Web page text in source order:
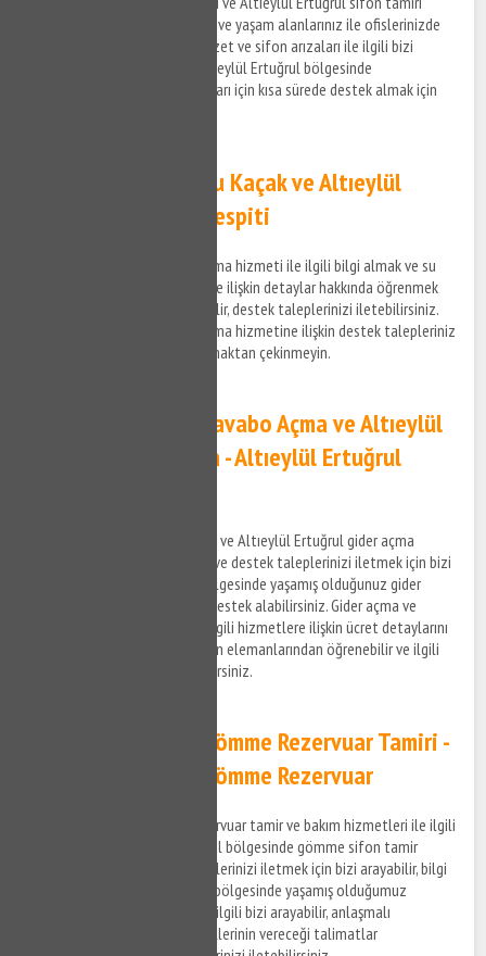
hizmetlerine ilişkin bilgi almak ve yaşam alanlarınız ile ofislerinizde
meydana gelen su tesisat, klozet ve sifon arızaları ile ilgili bizi
arayabilir, bilgi alabilirsiniz. Altıeylül Ertuğrul bölgesinde
yaşayacağınız su tesisat arızaları için kısa sürede destek almak için
Altıeylül Ertuğrul Su Kaçak ve Altıeylül
Ertuğrul Su Kaçak Tespiti
Altıeylül Ertuğrul su kaçak bulma hizmeti ile ilgili bilgi almak ve su
kaçak tespit tamir hizmetlerine ilişkin detaylar hakkında öğrenmek
istediğiniz konuları bize sorabilir, destek taleplerinizi iletebilirsiniz.
Altıeylül Ertuğrul su kaçak bulma hizmetine ilişkin destek talepleriniz
hakkında bizimle bağlantı kurmaktan çekinmeyin.
Altıeylül Ertuğrul Lavabo Açma ve Altıeylül
Ertuğrul Gider Açma - Altıeylül Ertuğrul
Altıeylül Ertuğrul lavabo açma ve Altıeylül Ertuğrul gider açma
hizmetleri ile ilgili bilgi almak ve destek taleplerinizi iletmek için bizi
arayabilir, Altıeylül Ertuğrul bölgesinde yaşamış olduğunuz gider
tıkanıklık problemleri ile ilgili destek alabilirsiniz. Gider açma ve
tıkanıklık açma hizmetleri ve ilgili hizmetlere ilişkin ücret detaylarını
anlaşmalı olduğumuz firmaların elemanlarından öğrenebilir ve ilgili
hizmetler hakkında bilgi alabilirsiniz.
Altıeylül Ertuğrul Gömme Rezervuar Tamiri -
Altıeylül Ertuğrul Gömme Rezervuar
Altıeylül Ertuğrul gömme rezervuar tamir ve bakım hizmetleri ile ilgili
bilgi almak ve Altıeylül Ertuğrul bölgesinde gömme sifon tamir
hizmeti hakkında destek taleplerinizi iletmek için bizi arayabilir, bilgi
alabilirsiniz. Altıeylül Ertuğrul bölgesinde yaşamış olduğumuz
gömme rezervuar sorunları ile ilgili bizi arayabilir, anlaşmalı
olduğumuz firmaların personellerinin vereceği talimatlar